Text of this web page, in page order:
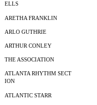
ELLS
ARETHA FRANKLIN
ARLO GUTHRIE
ARTHUR CONLEY
THE ASSOCIATION
ATLANTA RHYTHM SECT
ION
ATLANTIC STARR